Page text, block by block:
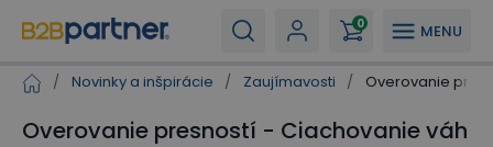
MENU
0
/ Novinky a inšpirácie / Zaujímavosti / Overovanie
Overovanie presností - Ciachovanie váh